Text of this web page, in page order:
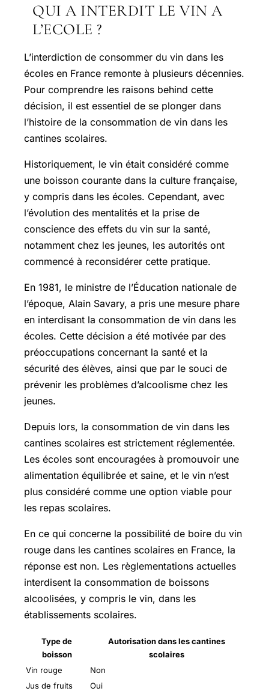
QUI A INTERDIT LE VIN A
L’ECOLE ?
L’interdiction de consommer du vin dans les
écoles en France remonte à plusieurs décennies.
Pour comprendre les raisons behind cette
décision, il est essentiel de se plonger dans
l’histoire de la consommation de vin dans les
cantines scolaires.
Historiquement, le vin était considéré comme
une boisson courante dans la culture française,
y compris dans les écoles. Cependant, avec
l’évolution des mentalités et la prise de
conscience des effets du vin sur la santé,
notamment chez les jeunes, les autorités ont
commencé à reconsidérer cette pratique.
En 1981, le ministre de l’Éducation nationale de
l’époque, Alain Savary, a pris une mesure phare
en interdisant la consommation de vin dans les
écoles. Cette décision a été motivée par des
préoccupations concernant la santé et la
sécurité des élèves, ainsi que par le souci de
prévenir les problèmes d’alcoolisme chez les
jeunes.
Depuis lors, la consommation de vin dans les
cantines scolaires est strictement réglementée.
Les écoles sont encouragées à promouvoir une
alimentation équilibrée et saine, et le vin n’est
plus considéré comme une option viable pour
les repas scolaires.
En ce qui concerne la possibilité de boire du vin
rouge dans les cantines scolaires en France, la
réponse est non. Les règlementations actuelles
interdisent la consommation de boissons
alcoolisées, y compris le vin, dans les
établissements scolaires.
Type de
boisson
Autorisation dans les cantines
scolaires
Vin rouge
Non
Jus de fruits
Oui